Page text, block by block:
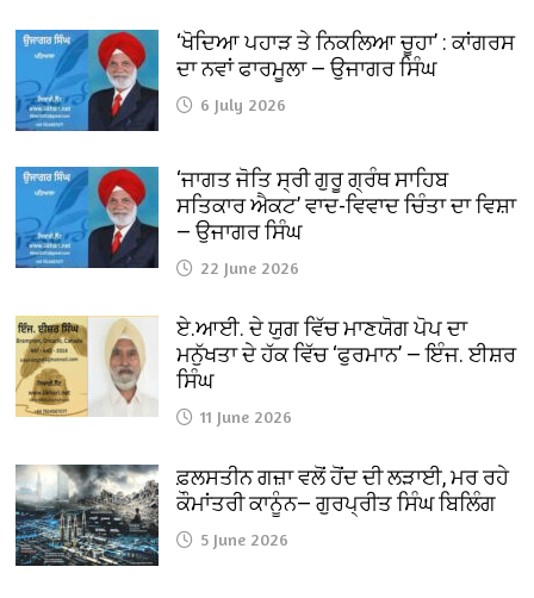
‘ਖੋਦਿਆ ਪਹਾੜ ਤੇ ਨਿਕਲਿਆ ਚੂਹਾ’ : ਕਾਂਗਰਸ
ਦਾ ਨਵਾਂ ਫਾਰਮੂਲਾ — ਉਜਾਗਰ ਸਿੰਘ
6 July 2026
‘ਜਾਗਤ ਜੋਤਿ ਸ੍ਰੀ ਗੁਰੂ ਗ੍ਰੰਥ ਸਾਹਿਬ
ਸਤਿਕਾਰ ਐਕਟ’ ਵਾਦ-ਵਿਵਾਦ ਚਿੰਤਾ ਦਾ ਵਿਸ਼ਾ
— ਉਜਾਗਰ ਸਿੰਘ
22 June 2026
ਏ.ਆਈ. ਦੇ ਯੁਗ ਵਿੱਚ ਮਾਣਯੋਗ ਪੋਪ ਦਾ
ਮਨੁੱਖਤਾ ਦੇ ਹੱਕ ਵਿੱਚ ‘ਫੁਰਮਾਨ’ — ਇੰਜ. ਈਸ਼ਰ
ਸਿੰਘ
11 June 2026
ਫ਼ਲਸਤੀਨ ਗਜ਼ਾ ਵਲੋਂ ਹੋਂਦ ਦੀ ਲੜਾਈ, ਮਰ ਰਹੇ
ਕੌਮਾਂਤਰੀ ਕਾਨੂੰਨ— ਗੁਰਪ੍ਰੀਤ ਸਿੰਘ ਬਿਲਿੰਗ
5 June 2026